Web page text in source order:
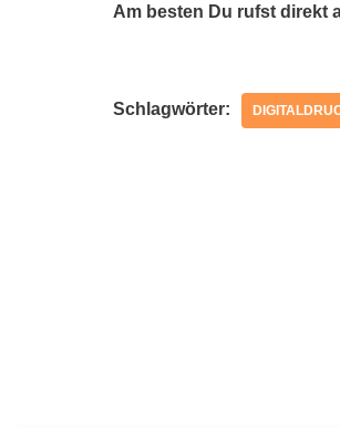
Am besten Du rufst direkt
Schlagwörter: